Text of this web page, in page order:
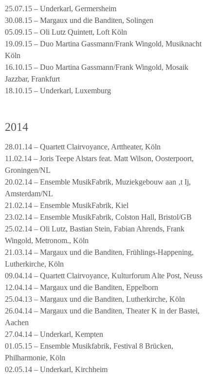
25.07.15 – Underkarl, Germersheim
30.08.15 – Margaux und die Banditen, Solingen
05.09.15 – Oli Lutz Quintett, Loft Köln
19.09.15 – Duo Martina Gassmann/Frank Wingold, Musiknacht
Köln
16.10.15 – Duo Martina Gassmann/Frank Wingold, Mosaik
Jazzbar, Frankfurt
18.10.15 – Underkarl, Luxemburg
2014
28.01.14 – Quartett Clairvoyance, Arttheater, Köln
11.02.14 – Joris Teepe Alstars feat. Matt Wilson, Oosterpoort,
Groningen/NL
20.02.14 – Ensemble MusikFabrik, Muziekgebouw aan ‚t Ij,
Amsterdam/NL
21.02.14 – Ensemble MusikFabrik, Kiel
23.02.14 – Ensemble MusikFabrik, Colston Hall, Bristol/GB
25.02.14 – Oli Lutz, Bastian Stein, Fabian Ahrends, Frank
Wingold, Metronom., Köln
21.03.14 – Margaux und die Banditen, Frühlings-Happening,
Lutherkirche, Köln
09.04.14 – Quartett Clairvoyance, Kulturforum Alte Post, Neuss
12.04.14 – Margaux und die Banditen, Eppelborn
25.04.13 – Margaux und die Banditen, Lutherkirche, Köln
26.04.14 – Margaux und die Banditen, Theater K in der Bastei,
Aachen
27.04.14 – Underkarl, Kempten
01.05.15 – Ensemble Musikfabrik, Festival 8 Brücken,
Philharmonie, Köln
02.05.14 – Underkarl, Kirchheim